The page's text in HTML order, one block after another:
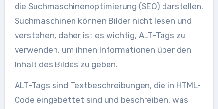
die Suchmaschinenoptimierung (SEO) darstellen.
Suchmaschinen können Bilder nicht lesen und
verstehen, daher ist es wichtig, ALT-Tags zu
verwenden, um ihnen Informationen über den
Inhalt des Bildes zu geben.
ALT-Tags sind Textbeschreibungen, die in HTML-
Code eingebettet sind und beschreiben, was